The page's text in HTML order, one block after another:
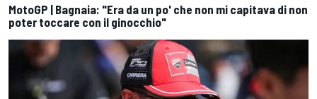
MotoGP | Bagnaia: "Era da un po' che non mi capitava di non
poter toccare con il ginocchio"